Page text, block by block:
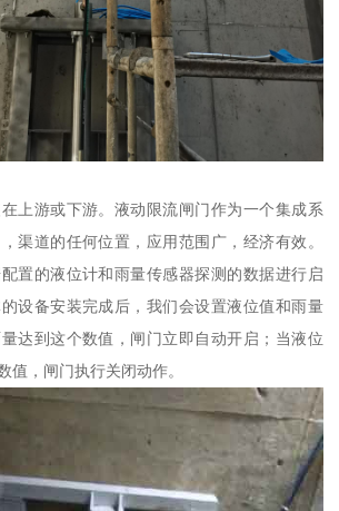
上游或下游。液动限流闸门作为一个集成系
渠道的任何位置，应用范围广，经济有效。
置的液位计和雨量传感器探测的数据进行启
设备安装完成后，我们会设置液位值和雨量
达到这个数值，闸门立即自动开启；当液位
值，闸门执行关闭动作。